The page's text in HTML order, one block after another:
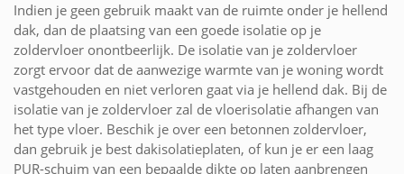
Indien je geen gebruik maakt van de ruimte onder je hellend
dak, dan de plaatsing van een goede isolatie op je
zoldervloer onontbeerlijk. De isolatie van je zoldervloer
zorgt ervoor dat de aanwezige warmte van je woning wordt
vastgehouden en niet verloren gaat via je hellend dak. Bij de
isolatie van je zoldervloer zal de vloerisolatie afhangen van
het type vloer. Beschik je over een betonnen zoldervloer,
dan gebruik je best dakisolatieplaten, of kun je er een laag
PUR-schuim van een bepaalde dikte op laten aanbrengen